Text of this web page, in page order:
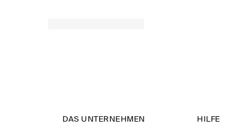
DAS UNTERNEHMEN HILFE